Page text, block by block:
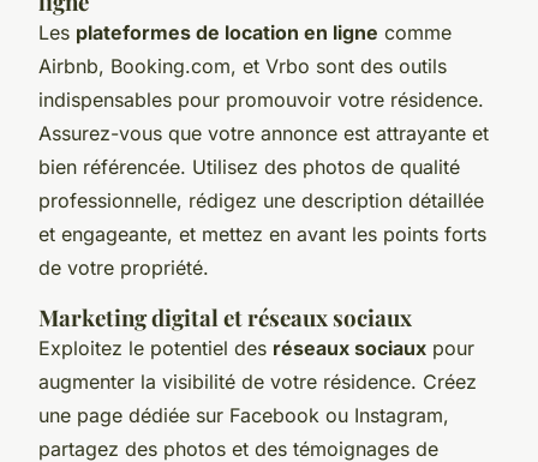
Les plateformes de location en ligne comme
Airbnb, Booking.com, et Vrbo sont des outils
indispensables pour promouvoir votre résidence.
Assurez-vous que votre annonce est attrayante et
bien référencée. Utilisez des photos de qualité
professionnelle, rédigez une description détaillée
et engageante, et mettez en avant les points forts
de votre propriété.
Marketing digital et réseaux sociaux
Exploitez le potentiel des réseaux sociaux pour
augmenter la visibilité de votre résidence. Créez
une page dédiée sur Facebook ou Instagram,
partagez des photos et des témoignages de